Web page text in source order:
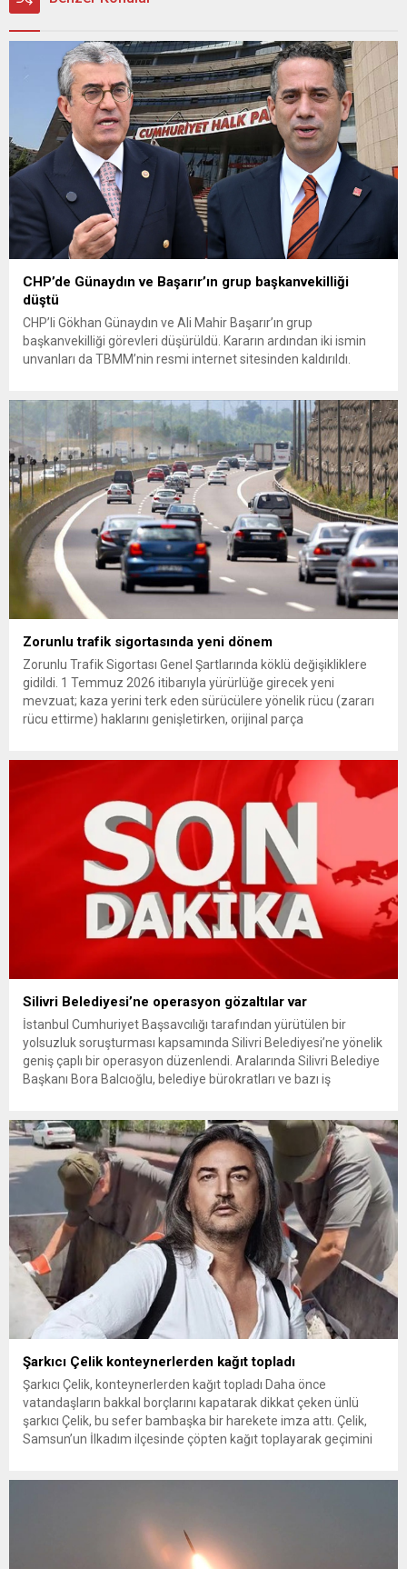
CHP’de Günaydın ve Başarır’ın grup başkanvekilliği
düştü
CHP’li Gökhan Günaydın ve Ali Mahir Başarır’ın grup
başkanvekilliği görevleri düşürüldü. Kararın ardından iki ismin
unvanları da TBMM’nin resmi internet sitesinden kaldırıldı.
çıkarma cezası uygulanmak üzere Yüksek Disiplin Kurulu’na
(YDK) sevk edilen ve partideki tüm görevlerinden...
Zorunlu trafik sigortasında yeni dönem
Zorunlu Trafik Sigortası Genel Şartlarında köklü değişikliklere
gidildi. 1 Temmuz 2026 itibarıyla yürürlüğe girecek yeni
mevzuat; kaza yerini terk eden sürücülere yönelik rücu (zararı
rücu ettirme) haklarını genişletirken, orijinal parça
getiriyor. Hazine Müsteşarlığına bağlı ilgili kurumlarca...
Silivri Belediyesi’ne operasyon gözaltılar var
İstanbul Cumhuriyet Başsavcılığı tarafından yürütülen bir
yolsuzluk soruşturması kapsamında Silivri Belediyesi’ne yönelik
geniş çaplı bir operasyon düzenlendi. Aralarında Silivri Belediye
Başkanı Bora Balcıoğlu, belediye bürokratları ve bazı iş
inceleme ve arama çalışmaları devam ediyor. İstanbul’da...
Şarkıcı Çelik konteynerlerden kağıt topladı
Şarkıcı Çelik, konteynerlerden kağıt topladı Daha önce
vatandaşların bakkal borçlarını kapatarak dikkat çeken ünlü
şarkıcı Çelik, bu sefer bambaşka bir harekete imza attı. Çelik,
Samsun’un İlkadım ilçesinde çöpten kağıt toplayarak geçimini